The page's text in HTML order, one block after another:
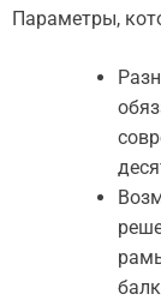
Параметры,